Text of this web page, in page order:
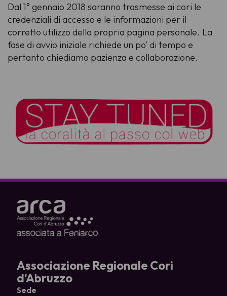
Dal 1° gennaio 2018 saranno trasmesse ai cori le
credenziali di accesso e le informazioni per il
corretto utilizzo della propria pagina personale. La
fase di avvio iniziale richiede un po' di tempo e
pertanto chiediamo pazienza e collaborazione.
Associazione Regionale Cori
d'Abruzzo
Sede